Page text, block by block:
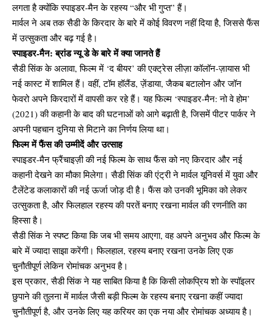
लगता है क्योंकि स्पाइडर-मैन के रहस्य “और भी गुप्त” हैं।
मार्वल ने अब तक सैडी के किरदार के बारे में कोई विवरण नहीं दिया है, जिससे फैंस
में उत्सुकता और बढ़ गई है।
स्पाइडर-मैन: ब्रांड न्यू डे के बारे में क्या जानते हैं
सैडी सिंक के अलावा, फिल्म में ‘द बीयर’ की एक्ट्रेस लीज़ा कॉलॉन-ज़ायास भी
नई कास्ट में शामिल हैं। वहीं, टॉम हॉलैंड, ज़ेंडाया, जैकब बटालोन और जॉन
फेवरो अपने किरदारों में वापसी कर रहे हैं। यह फिल्म ‘स्पाइडर-मैन: नो वे होम’
(2021) की कहानी के बाद की घटनाओं को आगे बढ़ाती है, जिसमें पीटर पार्कर ने
अपनी पहचान दुनिया से मिटाने का निर्णय लिया था।
फिल्म में फैंस की उम्मीदें और उत्साह
स्पाइडर-मैन फ्रैंचाइज़ी की नई फिल्म के साथ फैंस को नए किरदार और नई
कहानी देखने का मौका मिलेगा। सैडी सिंक की एंट्री ने मार्वल यूनिवर्स में युवा और
टैलेंटेड कलाकारों की नई ऊर्जा जोड़ दी है। फैंस को उनकी भूमिका को लेकर
उत्सुकता है, और फिलहाल रहस्य की परतें बनाए रखना मार्वल की रणनीति का
हिस्सा है।
सैडी सिंक ने स्पष्ट किया कि जब भी समय आएगा, वह अपने अनुभव और फिल्म के
बारे में ज्यादा साझा करेंगी। फिलहाल, रहस्य बनाए रखना उनके लिए एक
चुनौतीपूर्ण लेकिन रोमांचक अनुभव है।
इस प्रकार, सैडी सिंक ने यह साबित किया है कि किसी लोकप्रिय शो के स्पॉइलर
छुपाने की तुलना में मार्वल जैसी बड़ी फिल्म के रहस्य बनाए रखना कहीं ज्यादा
चुनौतीपूर्ण है, और उनके लिए यह करियर का एक नया और रोमांचक अध्याय है।